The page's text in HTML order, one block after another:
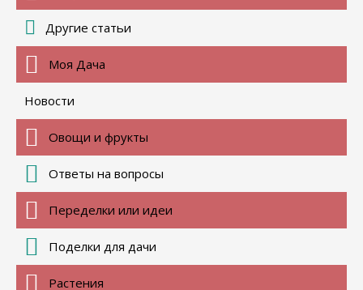
Другие статьи
Моя Дача
Новости
Овощи и фрукты
Ответы на вопросы
Переделки или идеи
Поделки для дачи
Растения